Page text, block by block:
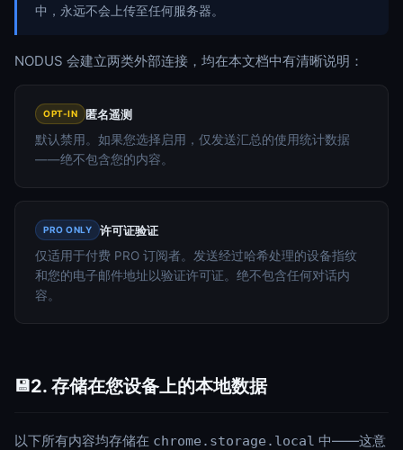
中，永远不会上传至任何服务器。
NODUS 会建立两类外部连接，均在本文档中有清晰说明：
OPT-IN
匿名遥测
默认禁用。如果您选择启用，仅发送汇总的使用统计数据
——绝不包含您的内容。
PRO ONLY
许可证验证
仅适用于付费 PRO 订阅者。发送经过哈希处理的设备指纹
和您的电子邮件地址以验证许可证。绝不包含任何对话内
容。
💾2. 存储在您设备上的本地数据
以下所有内容均存储在 chrome.storage.local 中——这意